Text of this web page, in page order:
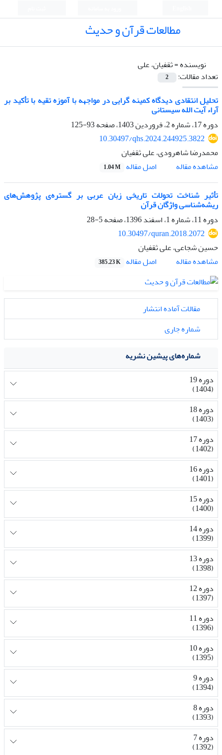
مطالعات قرآن و حدیث
نویسنده =ثقفیان، علی
تعداد مقالات:
2
تحلیل انتقادی دیدگاه کمینه‌ گرایی در مواجهه با آموزه‌ تقیه با تأکید بر
آراء آیت الله سیستانی
دوره 17، شماره 2، فروردین 1403، صفحه
93-125
10.30497/qhs.2024.244925.3822
محمدرضا شاهرودی، علی ثقفیان
مشاهده مقاله
اصل مقاله 1.04 M
تأثیر شناخت تحولات تاریخی زبان عربی ‏بر گستره‌ی پژوهش‌های
ریشه‌شناسی واژگان قرآن‏
دوره 11، شماره 1، اسفند 1396، صفحه
5-28
10.30497/quran.2018.2072
حسین شجاعی، علی ثقفیان
مشاهده مقاله
اصل مقاله 385.23 K
مقالات آماده انتشار
شماره جاری
شماره‌های پیشین نشریه
دوره 19
(1404)
دوره 18
(1403)
دوره 17
(1402)
دوره 16
(1401)
دوره 15
(1400)
دوره 14
(1399)
دوره 13
(1398)
دوره 12
(1397)
دوره 11
(1396)
دوره 10
(1395)
دوره 9
(1394)
دوره 8
(1393)
دوره 7
(1392)